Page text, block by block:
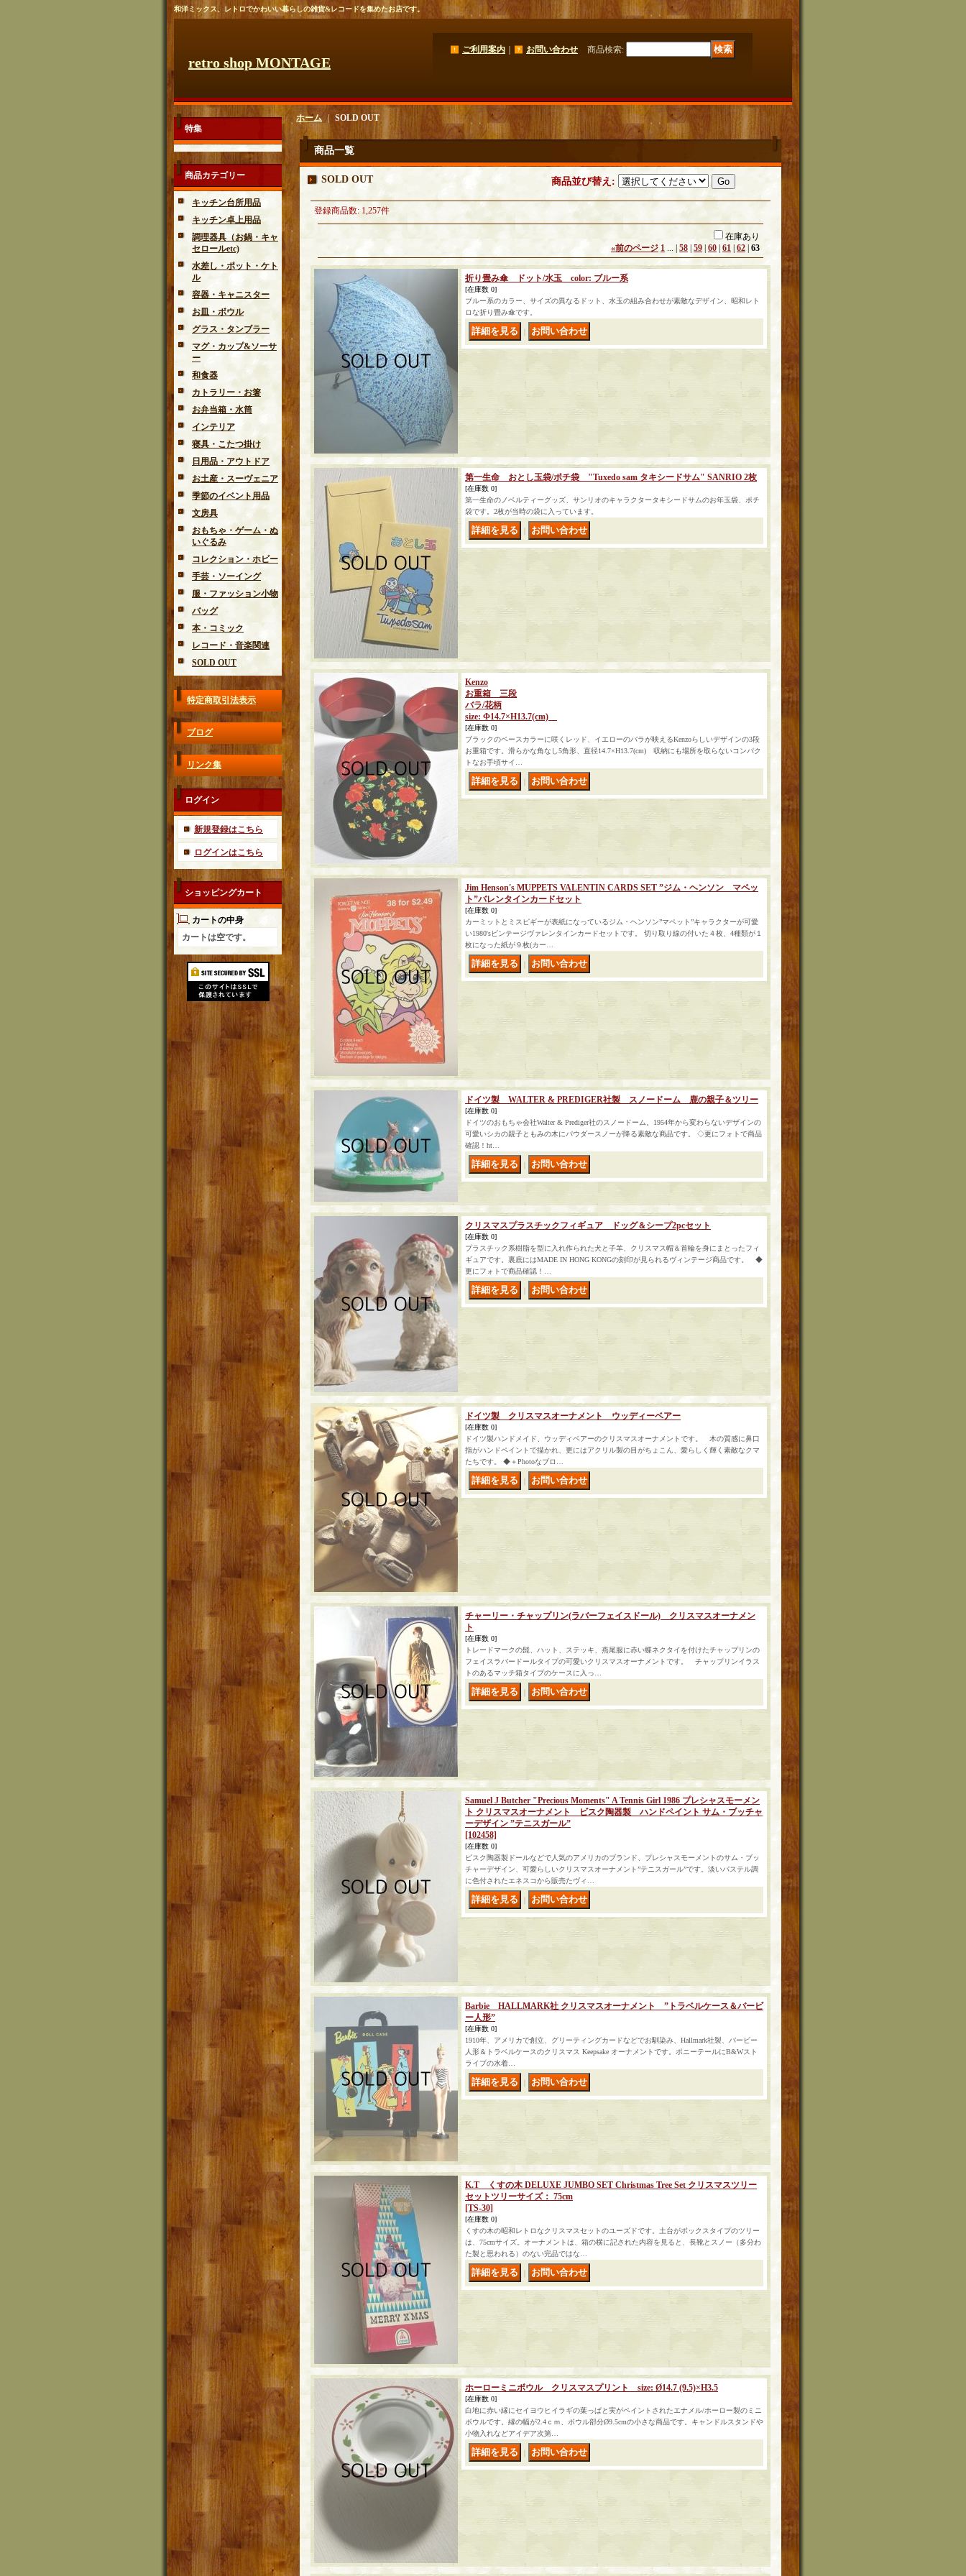
和洋ミックス、レトロでかわいい暮らしの雑貨&レコードを集めたお店です。
retro shop MONTAGE
ご利用案内 お問い合わせ 商品検索:
特集
商品カテゴリー
キッチン台所用品
キッチン卓上用品
調理器具（お鍋・キャ
セロールetc)
水差し・ポット・ケト
ル
容器・キャニスター
お皿・ボウル
グラス・タンブラー
マグ・カップ&ソーサ
ー
和食器
カトラリー・お箸
お弁当箱・水筒
インテリア
寝具・こたつ掛け
日用品・アウトドア
お土産・スーヴェニア
季節のイベント用品
文房具
おもちゃ・ゲーム・ぬ
いぐるみ
コレクション・ホビー
手芸・ソーイング
服・ファッション小物
バッグ
本・コミック
レコード・音楽関連
SOLD OUT
特定商取引法表示
ブログ
リンク集
ログイン
新規登録はこちら
ログインはこちら
ショッピングカート
カートの中身
カートは空です。
ホーム｜ SOLD OUT
商品一覧
SOLD OUT 商品並び替え :
登録商品数:1,257件
在庫あり
«前のページ 1 ... 58 59 60 61 62 63
折り畳み傘 ドット/水玉 color: ブルー系
[在庫数 0]
ブルー系のカラー、サイズの異なるドット、水玉の組み合わせが素敵なデザイン、昭和レト
ロな折り畳み傘です。
第一生命 おとし玉袋/ポチ袋 "Tuxedo sam タキシードサム" SANRIO 2枚
[在庫数 0]
第一生命のノベルティーグッズ、サンリオのキャラクタータキシードサムのお年玉袋、ポチ
袋です。2枚が当時の袋に入っています。
Kenzo
お重箱 三段
バラ/花柄
size: Φ14.7×H13.7(cm)
[在庫数 0]
ブラックのベースカラーに咲くレッド、イエローのバラが映えるKenzoらしいデザインの3段
お重箱です。滑らかな角なし5角形、直径14.7×H13.7(cm) 収納にも場所を取らないコンパク
トなお手頃サイ…
Jim Henson's MUPPETS VALENTIN CARDS SET ”ジム・ヘンソン マペッ
ト”バレンタインカードセット
[在庫数 0]
カーミットとミスピギーが表紙になっているジム・ヘンソン”マペット”キャラクターが可愛
い1980'sビンテージヴァレンタインカードセットです。 切り取り線の付いた４枚、4種類が１
枚になった紙が９枚(カー…
ドイツ製 WALTER & PREDIGER社製 スノードーム 鹿の親子＆ツリー
[在庫数 0]
ドイツのおもちゃ会社Walter & Prediger社のスノードーム。1954年から変わらないデザインの
可愛いシカの親子ともみの木にパウダースノーが降る素敵な商品です。 ◇更にフォトで商品
確認！ht…
クリスマスプラスチックフィギュア ドッグ＆シープ2pcセット
[在庫数 0]
プラスチック系樹脂を型に入れ作られた犬と子羊、クリスマス帽＆首輪を身にまとったフィ
ギュアです。裏底にはMADE IN HONG KONGの刻印が見られるヴィンテージ商品です。 ◆
更にフォトで商品確認！…
ドイツ製 クリスマスオーナメント ウッディーベアー
[在庫数 0]
ドイツ製ハンドメイド、ウッディベアーのクリスマスオーナメントです。 木の質感に鼻口
指がハンドペイントで描かれ、更にはアクリル製の目がちょこん、愛らしく輝く素敵なクマ
たちです。 ◆＋Photoなブロ…
チャーリー・チャップリン(ラバーフェイスドール) クリスマスオーナメン
ト
[在庫数 0]
トレードマークの髭、ハット、ステッキ、燕尾服に赤い蝶ネクタイを付けたチャップリンの
フェイスラバードールタイプの可愛いクリスマスオーナメントです。 チャップリンイラス
トのあるマッチ箱タイプのケースに入っ…
Samuel J Butcher "Precious Moments" A Tennis Girl 1986 プレシャスモーメン
ト クリスマスオーナメント ビスク陶器製 ハンドペイント サム・ブッチャ
ーデザイン ”テニスガール”
[102458]
[在庫数 0]
ビスク陶器製ドールなどで人気のアメリカのブランド、プレシャスモーメントのサム・ブッ
チャーデザイン、可愛らしいクリスマスオーナメント”テニスガール”です。淡いパステル調
に色付されたエネスコから販売たヴィ…
Barbie HALLMARK社 クリスマスオーナメント ”トラベルケース＆バービ
ー人形”
[在庫数 0]
1910年、アメリカで創立、グリーティングカードなどでお馴染み、Hallmark社製、バービー
人形＆トラベルケースのクリスマス Keepsake オーナメントです。ポニーテールにB&Wスト
ライプの水着…
K.T くすの木 DELUXE JUMBO SET Christmas Tree Set クリスマスツリー
セットツリーサイズ： 75cm
[TS-30]
[在庫数 0]
くすの木の昭和レトロなクリスマスセットのユーズドです。土台がボックスタイプのツリー
は、75cmサイズ。オーナメントは、箱の横に記された内容を見ると、長靴とスノー（多分わ
た製と思われる）のない完品ではな…
ホーローミニボウル クリスマスプリント size: Ø14.7 (9.5)×H3.5
[在庫数 0]
白地に赤い縁にセイヨウヒイラギの葉っぱと実がペイントされたエナメル/ホーロー製のミニ
ボウルです。縁の幅が2.4ｃｍ、ボウル部分Ø9.5cmの小さな商品です。キャンドルスタンドや
小物入れなどアイデア次第…